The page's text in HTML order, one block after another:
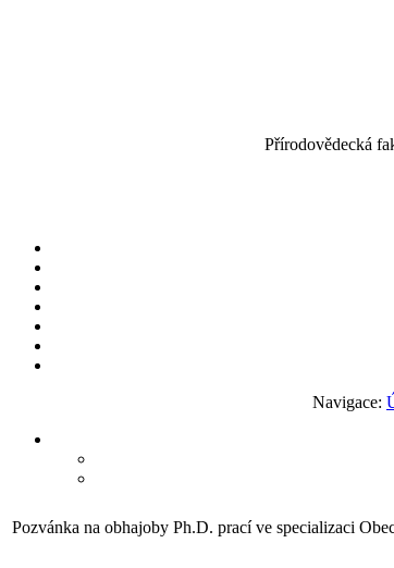
Přírodovědecká
Navigace:
Pozvánka na obhajoby Ph.D. prací ve specializaci